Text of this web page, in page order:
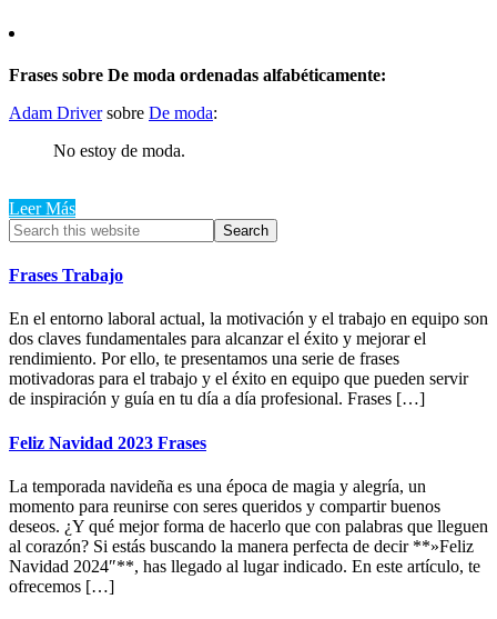
Frases sobre De moda ordenadas alfabéticamente:
Adam Driversobre De moda:
No estoy de moda.
Leer Más
Primary
Sidebar
Search
this
website
Frases Trabajo
En el entorno laboral actual, la motivación y el trabajo en equipo son
dos claves fundamentales para alcanzar el éxito y mejorar el
rendimiento. Por ello, te presentamos una serie de frases
motivadoras para el trabajo y el éxito en equipo que pueden servir
de inspiración y guía en tu día a día profesional. Frases […]
Feliz Navidad 2023 Frases
La temporada navideña es una época de magia y alegría, un
momento para reunirse con seres queridos y compartir buenos
deseos. ¿Y qué mejor forma de hacerlo que con palabras que lleguen
al corazón? Si estás buscando la manera perfecta de decir **»Feliz
Navidad 2024″**, has llegado al lugar indicado. En este artículo, te
ofrecemos […]